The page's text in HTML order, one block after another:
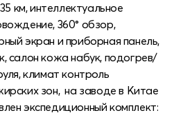
км, интеллектуальное
360° обзор,
экран и приборная панель,
салон кожа набук, подогрев/
климат контроль
зон, на заводе в Китае
экспедиционный комплект: